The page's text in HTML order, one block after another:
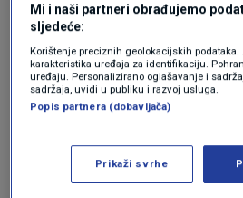
milosrdnice gdje je zadržan
je proveden uz rukovođenje
Županijskog državnog
kriminalističko istraživanje
Mi i naši partneri obrađujemo
sljedeće:
Korištenje preciznih geolokacijskih
karakteristika uređaja za identifikaciju.
uređaju. Personalizirano oglašavanje i
sadržaja, uvidi u publiku i razvoj usluga.
Popis partnera (dobavljača)
Prikaži svrhe